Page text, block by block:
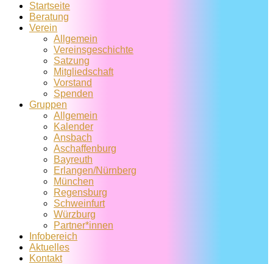
Startseite
Beratung
Verein
Allgemein
Vereins­geschichte
Satzung
Mitglied­schaft
Vorstand
Spenden
Gruppen
Allgemein
Kalender
Ansbach
Aschaffenburg
Bayreuth
Erlangen/Nürnberg
München
Regensburg
Schweinfurt
Würzburg
Partner*innen
Infobereich
Aktuelles
Kontakt